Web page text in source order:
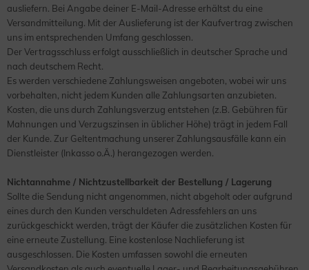
ausliefern. Bei Angabe deiner E-Mail-Adresse erhältst du eine
Versandmitteilung. Mit der Auslieferung ist der Kaufvertrag zwischen
uns im entsprechenden Umfang geschlossen.
Der Vertragsschluss erfolgt ausschließlich in deutscher Sprache und
nach deutschem Recht.
Es werden verschiedene Zahlungsweisen angeboten, wobei wir uns
vorbehalten, nicht jedem Kunden alle Zahlungsarten anzubieten.
Kosten, die uns durch Zahlungsverzug entstehen (z.B. Gebühren für
Mahnungen und Verzugszinsen in üblicher Höhe) trägt in jedem Fall
der Kunde. Zur Geltentmachung unserer Zahlungsausfälle kann ein
Dienstleister (Inkasso o.Ä.) herangezogen werden.
Nichtannahme / Nichtzustellbarkeit der Bestellung / Lagerung
Sollte die Sendung nicht angenommen, nicht abgeholt oder aufgrund
eines durch den Kunden verschuldeten Adressfehlers an uns
zurückgeschickt werden, trägt der Käufer die zusätzlichen Kosten für
eine erneute Zustellung. Eine kostenlose Nachlieferung ist
ausgeschlossen. Die Kosten umfassen sowohl die erneuten